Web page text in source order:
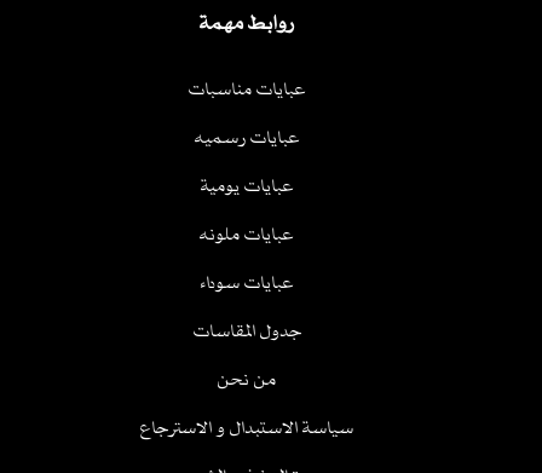
روابط مهمة
عبايات مناسبات
عبايات رسميه
عبايات يومية
عبايات ملونه
عبايات سوداء
جدول المقاسات
من نحن
سياسة الاستبدال و الاسترجاع